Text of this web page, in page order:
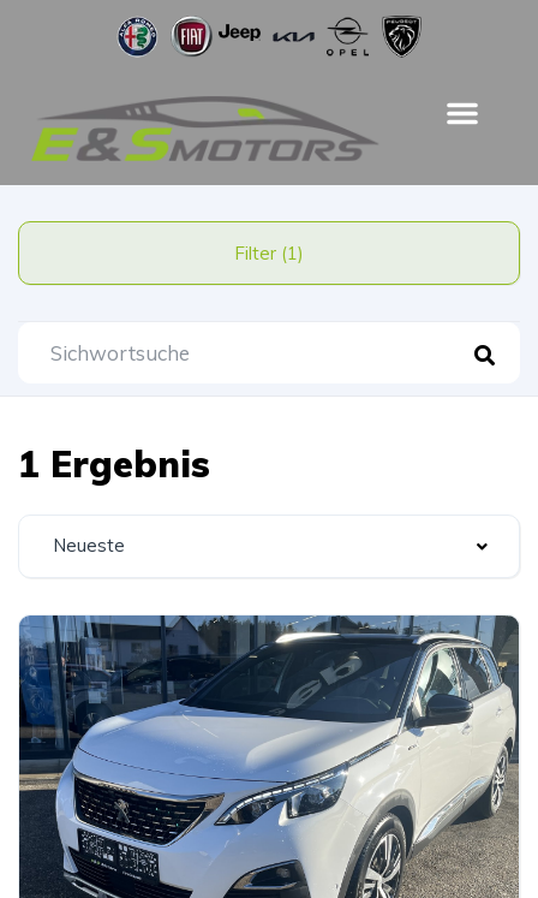
Filter (1)
1 Ergebnis
Neueste